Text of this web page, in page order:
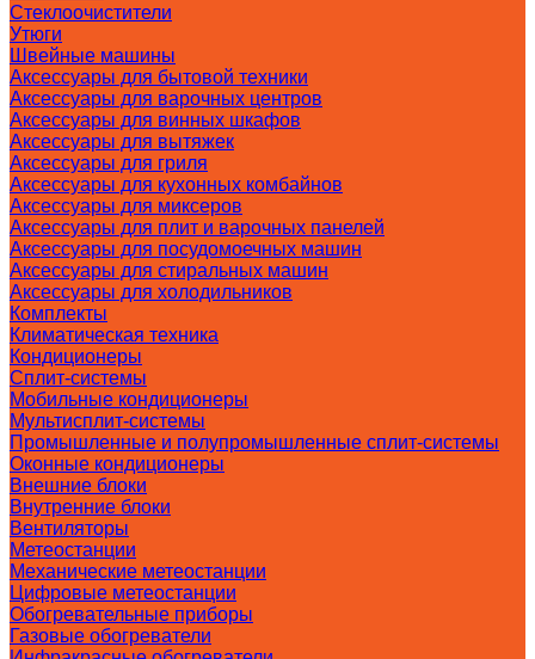
Стеклоочистители
Утюги
Швейные машины
Аксессуары для бытовой техники
Аксессуары для варочных центров
Аксессуары для винных шкафов
Аксессуары для вытяжек
Аксессуары для гриля
Аксессуары для кухонных комбайнов
Аксессуары для миксеров
Аксессуары для плит и варочных панелей
Аксессуары для посудомоечных машин
Аксессуары для стиральных машин
Аксессуары для холодильников
Комплекты
Климатическая техника
Кондиционеры
Сплит-системы
Мобильные кондиционеры
Мультисплит-системы
Промышленные и полупромышленные сплит-системы
Оконные кондиционеры
Внешние блоки
Внутренние блоки
Вентиляторы
Метеостанции
Механические метеостанции
Цифровые метеостанции
Обогревательные приборы
Газовые обогреватели